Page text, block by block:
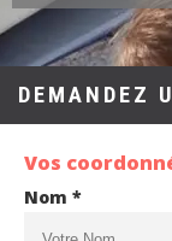
DEMANDEZ
Vos
Nom *